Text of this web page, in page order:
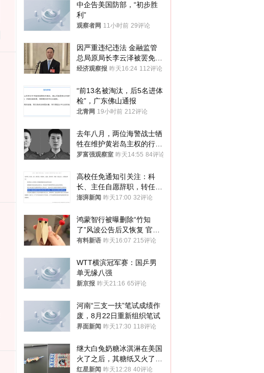
中企告美国防部，“初步胜
利”
观察者网 11小时前 29评论
因严重违纪违法 金融监管
总局原局长李云泽被罢免全
国人大代表
经济观察报 昨天16:24 112评论
“前13名被淘汰，后5名进体
检”，广东佛山通报
北青网 19小时前 212评论
去年八月，两位海警战士牺
牲在维护黄岩岛主权的行动
中
罗富强观察室 昨天14:55 84评论
高校任免通知引关注：科
长、主任自愿辞职，转任思
政辅导员
澎湃新闻 昨天17:00 32评论
鸿蒙智行被曝删除“竹知
了”风波公告后又恢复 官媒
曾力挺：劝华为要大度的，
有料新语 昨天16:07 215评论
WTT横滨冠军赛：国乒男
单无缘八强
新京报 昨天21:16 65评论
河南“三支一扶”笔试成绩作
废，8月22日重新组织笔试
界面新闻 昨天17:30 118评论
继大白兔奶糖冰淇淋在美国
火了之后，其糖纸又火了！
海外博主盛赞：平面设计经
红星新闻 昨天12:28 40评论